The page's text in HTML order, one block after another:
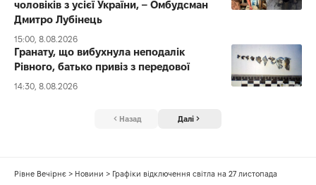
чоловіків з усієї України, – Омбудсман
Дмитро Лубінець
15:00, 8.08.2026
Гранату, що вибухнула неподалік
Рівного, батько привіз з передової
14:30, 8.08.2026
Назад Далі
Рівне Вечірнє > Новини > Графіки відключення світла на 27 листопада